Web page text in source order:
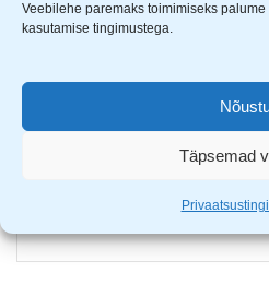
Veebilehe paremaks toimimiseks
kasutamise tingimustega.
Täpsemad
Sobib logode printimiseks ja
M käis õlast 19,5; üldpikkus 70;
XL käis õlast 23; üldpikkus 75;